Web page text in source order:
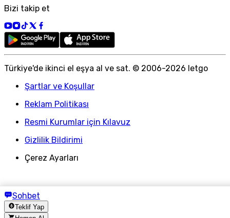
Sohbet
Teklif Yap
Bizi takip et
Türkiye'de ikinci el eşya al ve sat. © 2006-2026 letgo
Şartlar ve Koşullar
Reklam Politikası
Resmi Kurumlar için Kılavuz
Gizlilik Bildirimi
Çerez Ayarları